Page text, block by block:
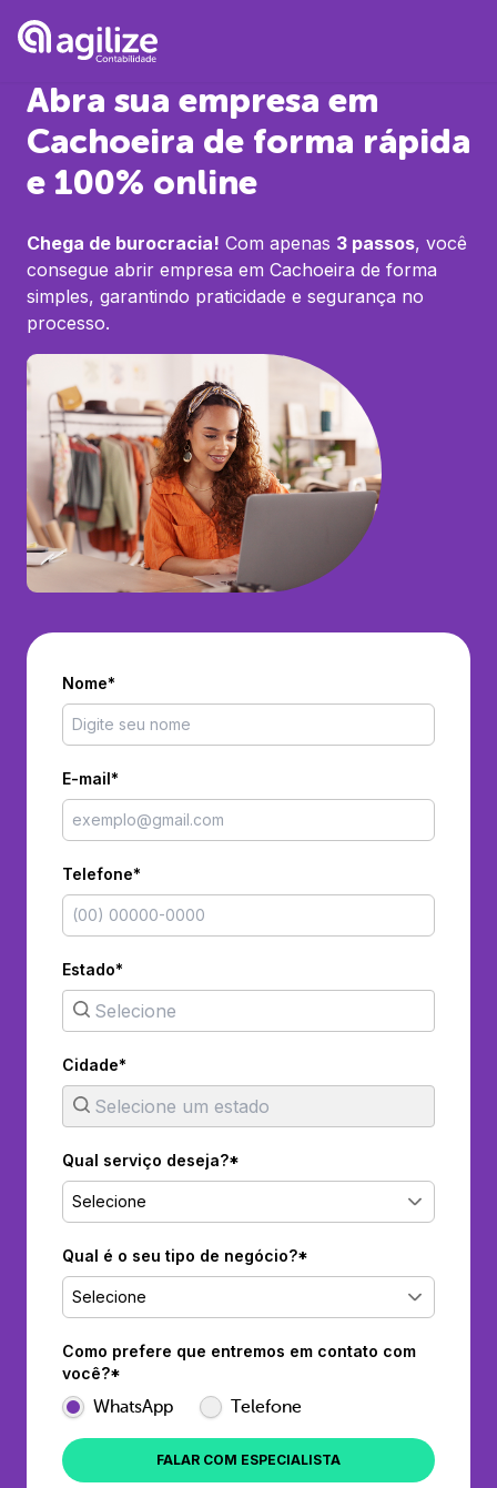
Abra sua empresa em
Cachoeira de forma rápida
e 100% online
Chega de burocracia! Com apenas 3 passos, você
consegue abrir empresa em Cachoeira de forma
simples, garantindo praticidade e segurança no
processo.
Nome*
E-mail*
Telefone*
Estado*
Cidade*
Qual serviço deseja?*
Selecione
Qual é o seu tipo de negócio?*
Selecione
Como prefere que entremos em contato com
você?*
WhatsApp Telefone
FALAR COM ESPECIALISTA